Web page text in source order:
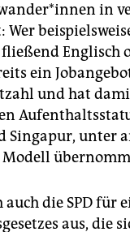
in
Wer
Englisch
ein
und hat
Singapur, unter
Modell
auch die SPD für
aus, die